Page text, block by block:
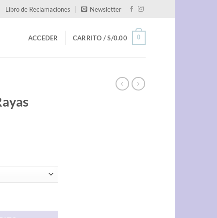
Libro de Reclamaciones Newsletter
ACCEDER CARRITO /S/0.00 0